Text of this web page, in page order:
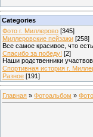
Categories
Фото г. Миллерово [345]
Миллеровские пейзажи [258]
Все самое красивое, что
Спасибо за победу! [2]
Наши родственники
Спортивная история г.
Разное [191]
Главная » Фотоальбом »